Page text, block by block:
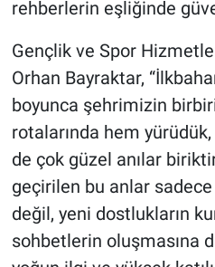
rehberlerin eşliğinde
Gençlik ve Spor
Orhan Bayraktar,
boyunca şehrimizin
rotalarında hem
de çok güzel anılar
geçirilen bu anlar sadece
değil, yeni dostlukların
sohbetlerin oluşmasına